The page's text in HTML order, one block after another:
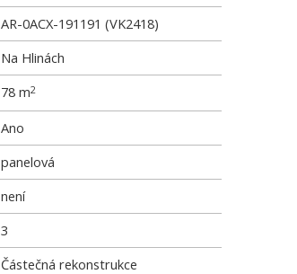
AR-0ACX-191191 (VK2418)
Na Hlinách
78 m2
Ano
panelová
není
3
Částečná rekonstrukce